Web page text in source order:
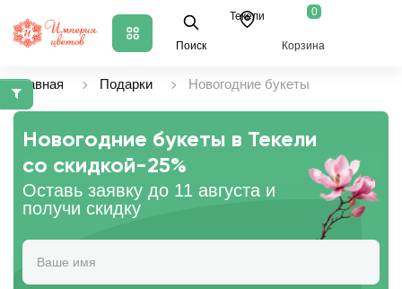
Поиск
Текели 0
Корзина
Главная Подарки Новогодние букеты
Новогодние букеты в Текели
со скидкой-25%
Оставь заявку до 11 августа и
получи скидку